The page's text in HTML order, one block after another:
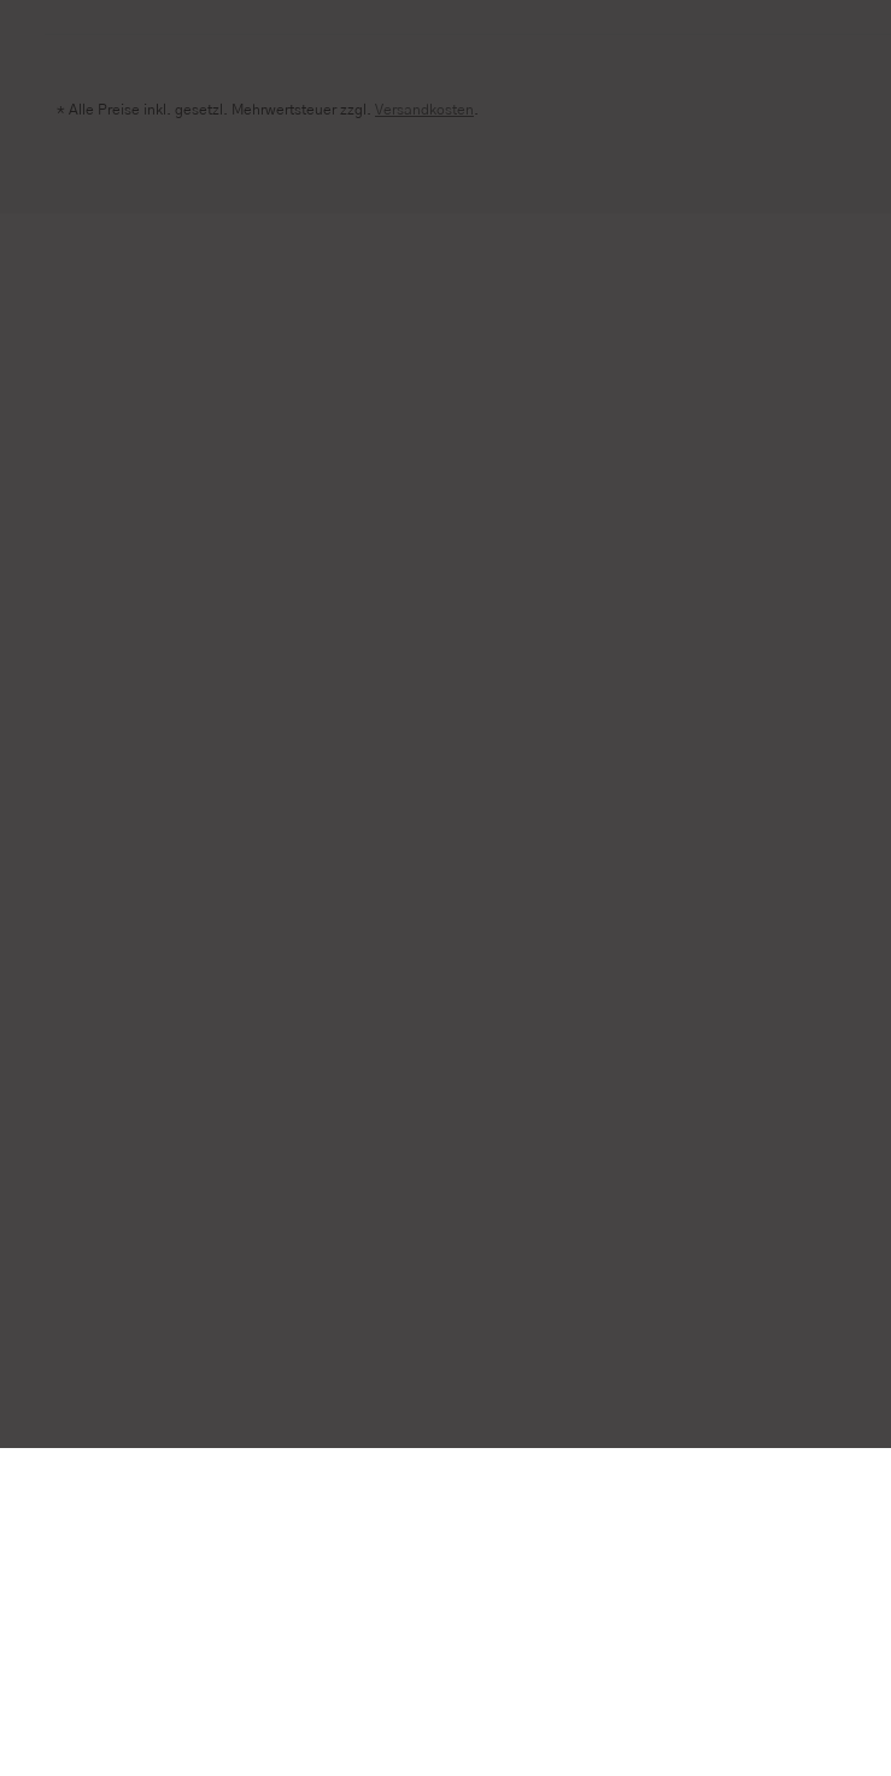
* Alle Preise inkl. gesetzl. Mehrwertsteuer zzgl. Versandkosten